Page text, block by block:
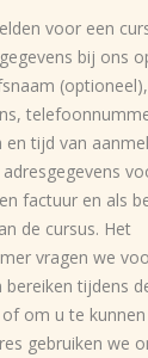
voor een
bij ons
(optioneel),
en tijd van
adresgegevens
factuur en als
de cursus. Het
vragen we
tijdens
om u te
gebruiken we